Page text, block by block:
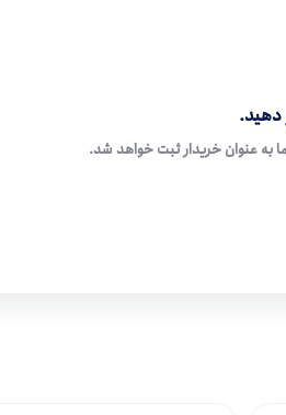
دهید.
به عنوان خریدار ثبت خواهد شد.